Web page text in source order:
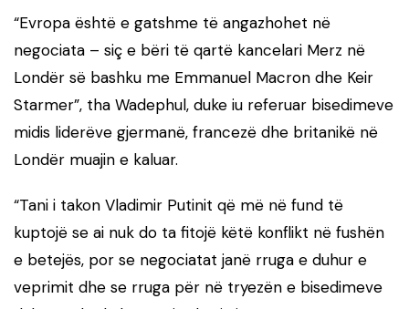
“Evropa është e gatshme të angazhohet në
negociata – siç e bëri të qartë kancelari Merz në
Londër së bashku me Emmanuel Macron dhe Keir
Starmer”, tha Wadephul, duke iu referuar bisedimeve
midis liderëve gjermanë, francezë dhe britanikë në
Londër muajin e kaluar.
“Tani i takon Vladimir Putinit që më në fund të
kuptojë se ai nuk do ta fitojë këtë konflikt në fushën
e betejës, por se negociatat janë rruga e duhur e
veprimit dhe se rruga për në tryezën e bisedimeve